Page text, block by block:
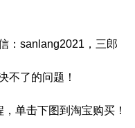
：sanlang2021，三郎
不了的问题！
单击下图到淘宝购买！